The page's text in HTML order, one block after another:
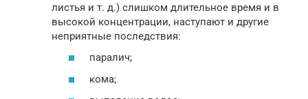
листья и т. д.) слишком длительное время и в
высокой концентрации, наступают и другие
неприятные последствия:
паралич;
кома;